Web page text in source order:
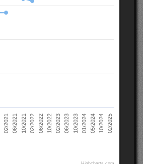
02/2021 06/2021 10/2021 02/2022 06/2022 10/2022 02/2023 06/2023 10/2023 01/2024 05/2024 10/2024 02/2025